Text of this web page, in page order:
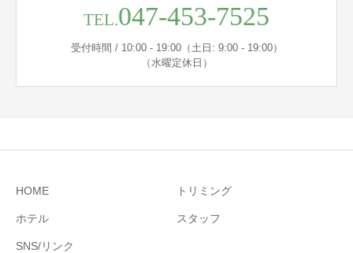
TEL.047-453-7525
受付時間 / 10:00 - 19:00（土日: 9:00 - 19:00）
（水曜定休日）
HOME トリミング
ホテル スタッフ
SNS/リンク